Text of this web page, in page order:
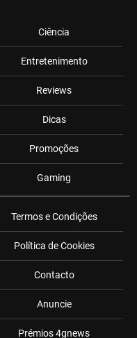
Ciência
Entretenimento
Reviews
Dicas
Promoções
Gaming
Termos e Condições
Política de Cookies
Contacto
Anuncie
Prémios 4gnews